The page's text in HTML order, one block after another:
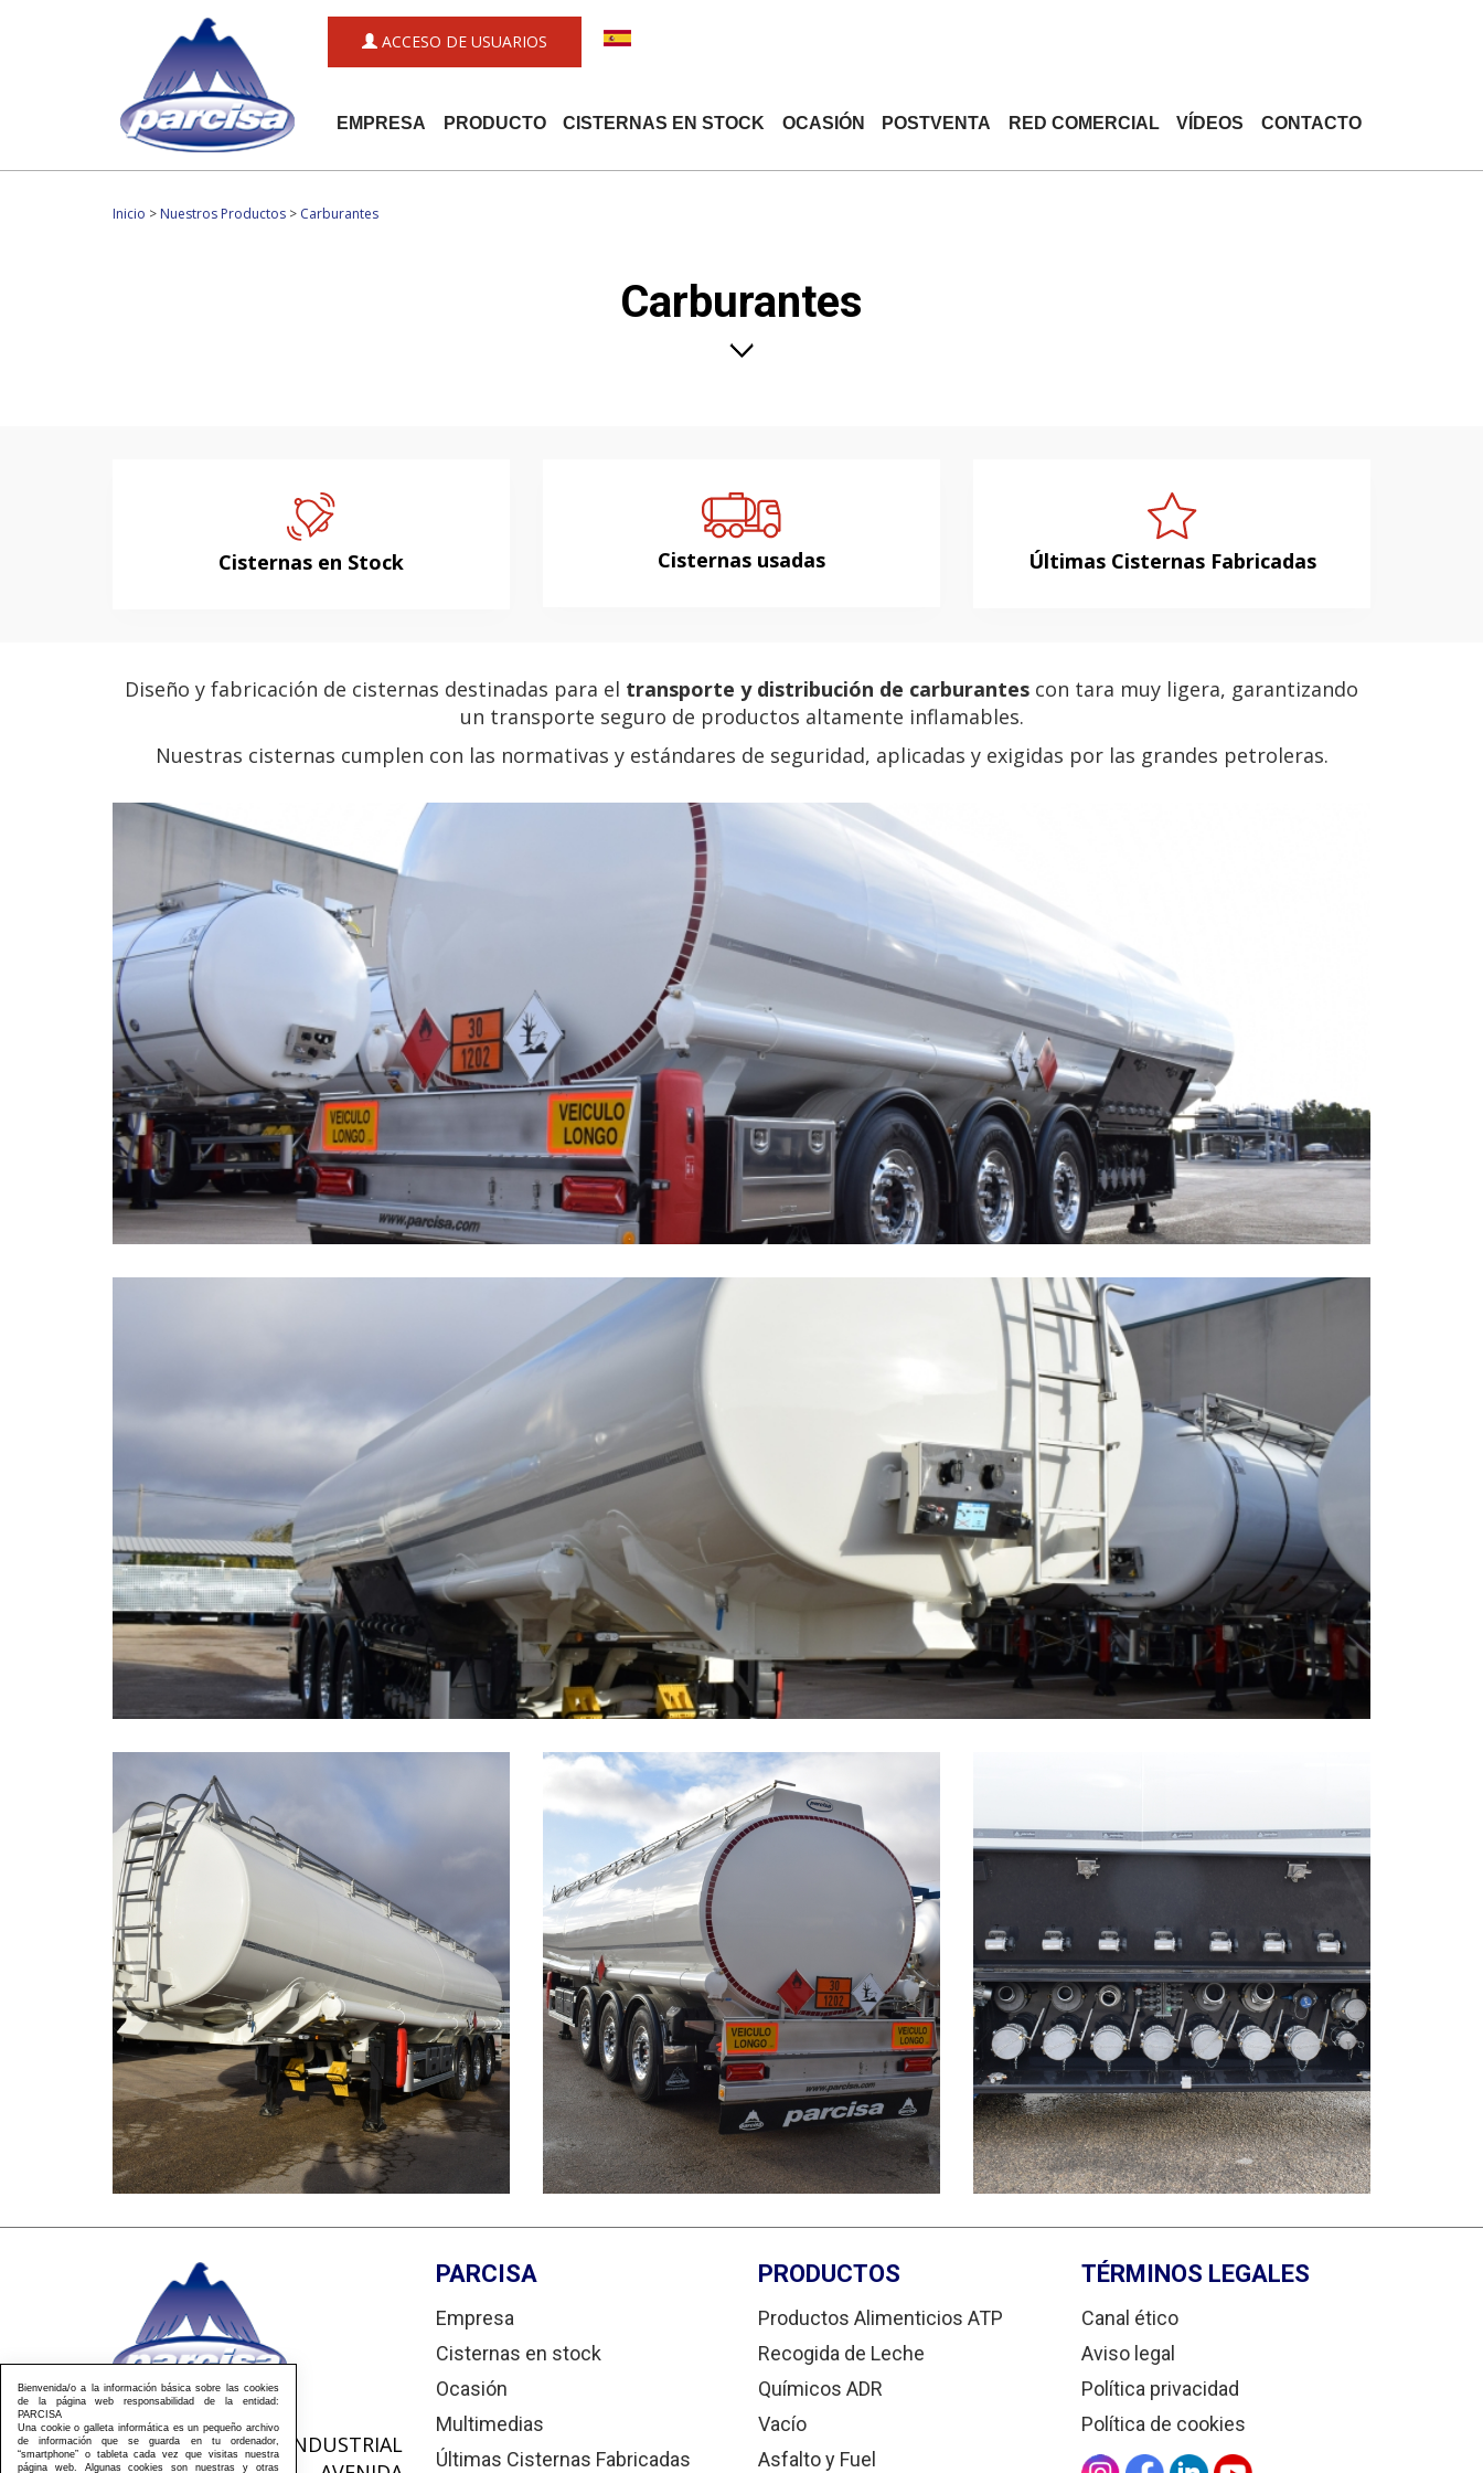
ACCESO DE USUARIOS
EMPRESA PRODUCTO CISTERNAS EN STOCK OCASIÓN POSTVENTA RED COMERCIAL VÍDEOS CONTACTO
Inicio > Nuestros Productos > Carburantes
Carburantes
Cisternas en Stock Cisternas usadas Últimas Cisternas Fabricadas
Diseño y fabricación de cisternas destinadas para el transporte y distribución de carburantes con tara muy ligera, garantizando
un transporte seguro de productos altamente inflamables.
Nuestras cisternas cumplen con las normativas y estándares de seguridad, aplicadas y exigidas por las grandes petroleras.
POLIGONO INDUSTRIAL
PARCISA
Empresa
Cisternas en stock
Ocasión
Multimedias
Últimas Cisternas Fabricadas
PRODUCTOS
Productos Alimenticios ATP
Recogida de Leche
Químicos ADR
Vacío
Asfalto y Fuel
TÉRMINOS LEGALES
Canal ético
Aviso legal
Política privacidad
Política de cookies
Bienvenida/o a la información básica sobre las cookies
de la página web responsabilidad de la entidad:
PARCISA
Una cookie o galleta informática es un pequeño archivo
de información que se guarda en tu ordenador,
“smartphone” o tableta cada vez que visitas nuestra
página web. Algunas cookies son nuestras y otras